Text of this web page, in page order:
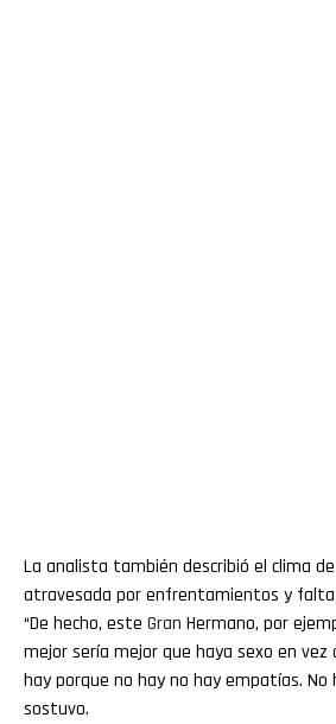
La analista también describió el clima
atravesada por enfrentamientos y falta
“De hecho, este Gran Hermano, por
mejor sería mejor que haya sexo en vez
hay porque no hay no hay empatías. No
sostuvo.